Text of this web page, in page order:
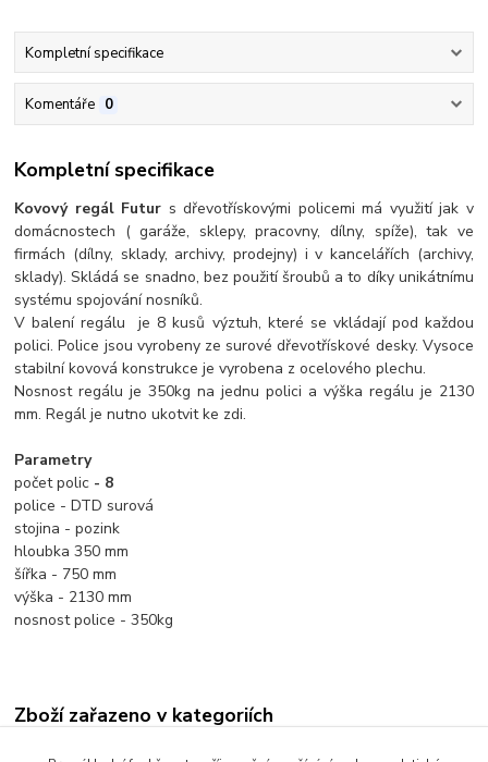
Kompletní specifikace
Komentáře 0
Kompletní specifikace
Kovový regál Futur s dřevotřískovými policemi má využití jak v
domácnostech ( garáže, sklepy, pracovny, dílny, spíže), tak ve
firmách (dílny, sklady, archivy, prodejny) i v kancelářích (archivy,
sklady). Skládá se snadno, bez použití šroubů a to díky unikátnímu
systému spojování nosníků.
V balení regálu je 8 kusů výztuh, které se vkládají pod každou
polici. Police jsou vyrobeny ze surové dřevotřískové desky. Vysoce
stabilní kovová konstrukce je vyrobena z ocelového plechu.
Nosnost regálu je 350kg na jednu polici a výška regálu je 2130
mm. Regál je nutno ukotvit ke zdi.
Parametry
počet polic - 8
police - DTD surová
stojina - pozink
hloubka 350 mm
šířka - 750 mm
výška - 2130 mm
nosnost police - 350kg
Zboží zařazeno v kategoriích